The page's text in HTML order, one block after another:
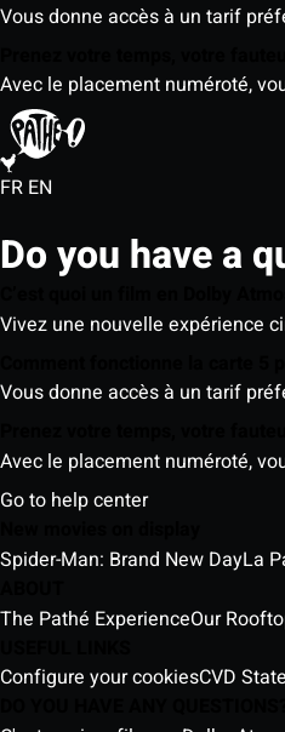
Vous donne accès à un tarif
Avec le placement numéroté,
FR EN
Do you have a
Vivez une nouvelle expérience
Vous donne accès à un tarif
Avec le placement numéroté,
Go to help center
Spider-Man: Brand New DayLa
The Pathé ExperienceOur
Configure your cookiesCVD